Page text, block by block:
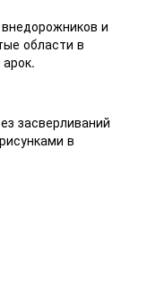
и
области в
засверливаний
в